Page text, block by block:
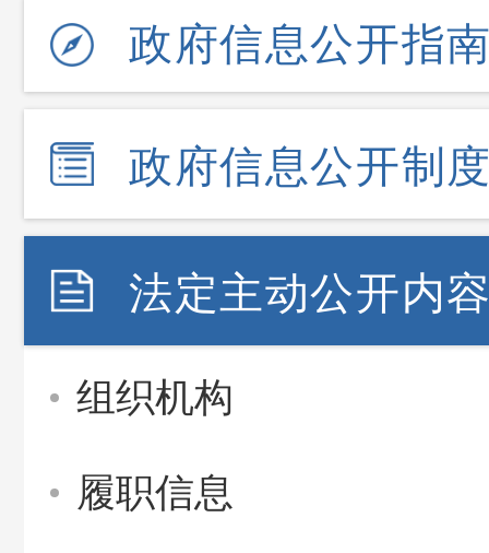
政府信息公开指
政府信息公开制
法定主动公开内
组织机构
履职信息